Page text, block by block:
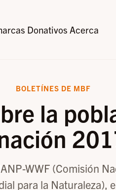
Donativos Acerca
BOLETÍNES DE MBF
la
WWF (Comisión
para la Naturaleza),